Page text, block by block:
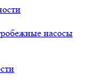
насосы